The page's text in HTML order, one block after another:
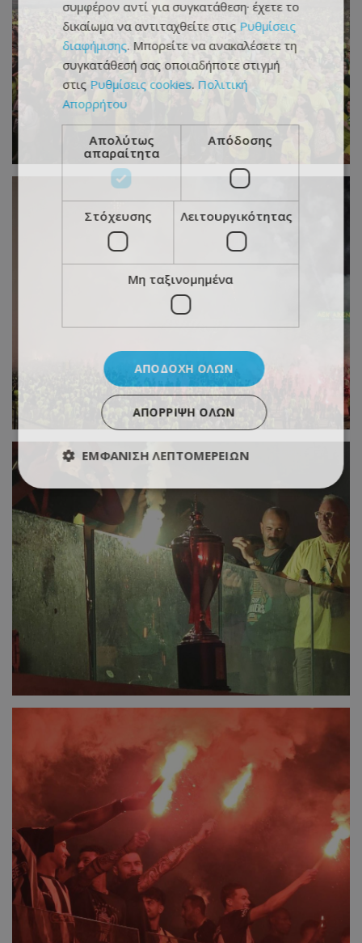
συμφέρον αντί για συγκατάθεση· έχετε το
δικαίωμα να αντιταχθείτε στις Ρυθμίσεις
διαφήμισης. Μπορείτε να ανακαλέσετε τη
συγκατάθεσή σας οποιαδήποτε στιγμή
στις Ρυθμίσεις cookies. Πολιτική
Απορρήτου
Απολύτως
απαραίτητα
Απόδοσης
Στόχευσης Λειτουργικότητας
Μη ταξινομημένα
ΑΠΟΔΟΧΉ ΌΛΩΝ
ΑΠΌΡΡΙΨΗ ΌΛΩΝ
ΕΜΦΆΝΙΣΗ ΛΕΠΤΟΜΕΡΕΙΏΝ